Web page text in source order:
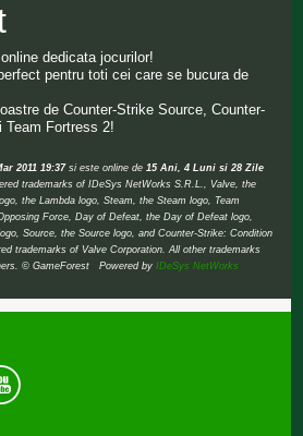
dedicata jocurilor!
pentru toti cei care se bucura de
de Counter-Strike Source, Counter-
Fortress 2!
2011 19:37si este online de 15 Ani, 4 Luni si 28 Zile
trademarks of IDeSys NetWorks S.R.L., Valve, the
the Lambda logo, Steam, the Steam logo, Team
Force, Day of Defeat, the Day of Defeat logo,
Source, the Source logo, and Counter-Strike: Condition
trademarks of Valve Corporation. All other trademarks
© GameForest Powered byIDeSys NetWorks